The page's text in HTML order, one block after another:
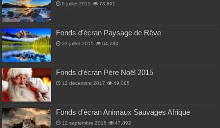
6 juillet 2015 73,861
Fonds d’écran Paysage de Rêve
23 juillet 2015 64,284
Fonds d’écran Père Noël 2015
12 décembre 2017 49,085
Fonds d’écran Animaux Sauvages Afrique
12 septembre 2015 47,892